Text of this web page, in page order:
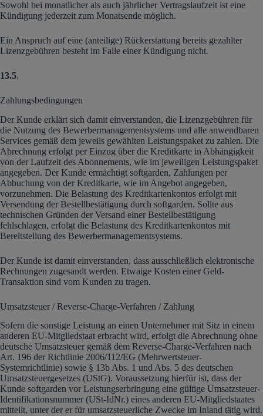
Sowohl bei monatlicher als auch jährlicher Vertragslaufzeit ist eine
Kündigung jederzeit zum Monatsende möglich.
Ein Anspruch auf eine (anteilige) Rückerstattung bereits gezahlter
Lizenzgebühren besteht im Falle einer Kündigung nicht.
13.5.
Zahlungsbedingungen
Der Kunde erklärt sich damit einverstanden, die Lizenzgebühren für
die Nutzung des Bewerbermanagementsystems und alle anwendbaren
Services gemäß dem jeweils gewählten Leistungspaket zu zahlen. Die
Abrechnung erfolgt per Einzug über die Kreditkarte in Abhängigkeit
von der Laufzeit des Abonnements, wie im jeweiligen Leistungspaket
angegeben. Der Kunde ermächtigt softgarden, Zahlungen per
Abbuchung von der Kreditkarte, wie im Angebot angegeben,
vorzunehmen. Die Belastung des Kreditkartenkontos erfolgt mit
Versendung der Bestellbestätigung durch softgarden. Sollte aus
technischen Gründen der Versand einer Bestellbestätigung
fehlschlagen, erfolgt die Belastung des Kreditkartenkontos mit
Bereitstellung des Bewerbermanagementsystems.
Der Kunde ist damit einverstanden, dass ausschließlich elektronische
Rechnungen zugesandt werden. Etwaige Kosten einer Geld-
Transaktion sind vom Kunden zu tragen.
Umsatzsteuer / Reverse-Charge-Verfahren / Zahlung
Sofern die sonstige Leistung an einen Unternehmer mit Sitz in einem
anderen EU-Mitgliedstaat erbracht wird, erfolgt die Abrechnung ohne
deutsche Umsatzsteuer gemäß dem Reverse-Charge-Verfahren nach
Art. 196 der Richtlinie 2006/112/EG (Mehrwertsteuer-
Systemrichtlinie) sowie § 13b Abs. 1 und Abs. 5 des deutschen
Umsatzsteuergesetzes (UStG). Voraussetzung hierfür ist, dass der
Kunde softgarden vor Leistungserbringung eine gültige Umsatzsteuer-
Identifikationsnummer (USt-IdNr.) eines anderen EU-Mitgliedstaates
mitteilt, unter der er für umsatzsteuerliche Zwecke im Inland tätig wird.